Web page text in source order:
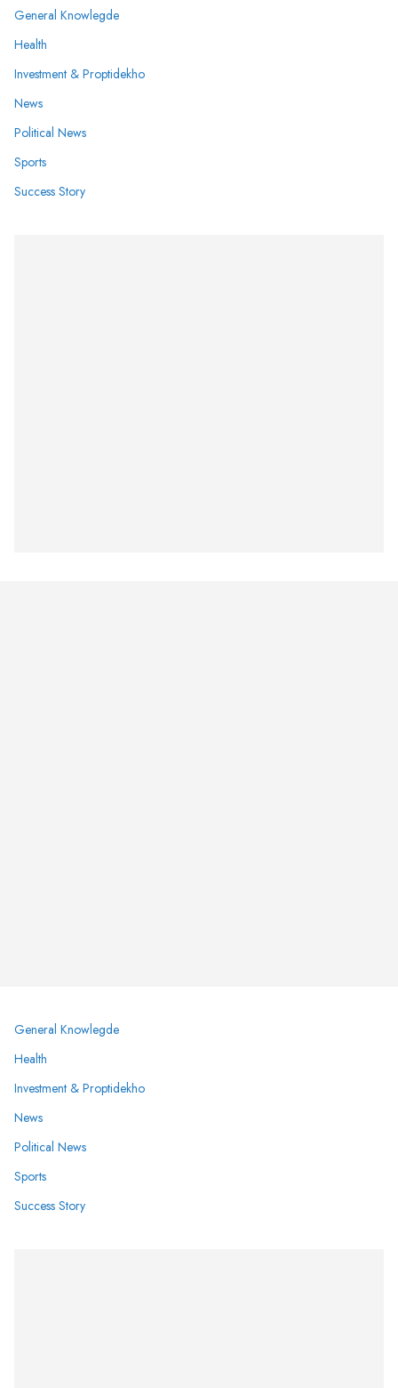
General Knowlegde
Health
Investment & Proptidekho
News
Political News
Sports
Success Story
General Knowlegde
Health
Investment & Proptidekho
News
Political News
Sports
Success Story